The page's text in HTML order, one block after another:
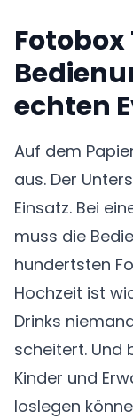
echten
Auf dem
aus. Der
Einsatz. Bei
muss die
hundertsten
Hochzeit ist
Drinks
scheitert. Und
Kinder und
loslegen